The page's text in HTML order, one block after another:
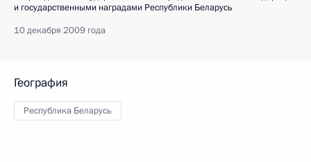
и государственными наградами Республики Беларусь
10 декабря 2009 года
География
Республика Беларусь